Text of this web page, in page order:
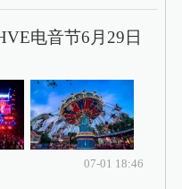
电音节6月29日
07-01 18:46